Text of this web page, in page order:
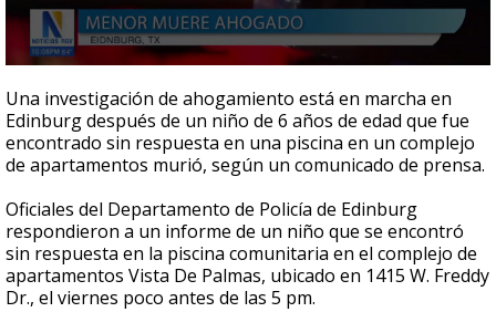
seconds
of
31
seconds
Una investigación de ahogamiento está en marcha en
Edinburg después de un niño de 6 años de edad que fue
encontrado sin respuesta en una piscina en un complejo
de apartamentos murió, según un comunicado de prensa.
Oficiales del Departamento de Policía de Edinburg
respondieron a un informe de un niño que se encontró
sin respuesta en la piscina comunitaria en el complejo de
apartamentos Vista De Palmas, ubicado en 1415 W. Freddy
Dr., el viernes poco antes de las 5 pm.